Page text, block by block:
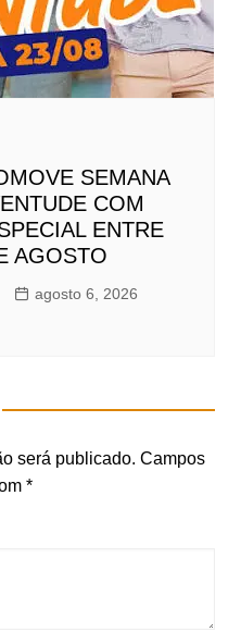
SEMANA
COM
ENTRE
AGOSTO
agosto 6, 2026
será publicado. Campos
*